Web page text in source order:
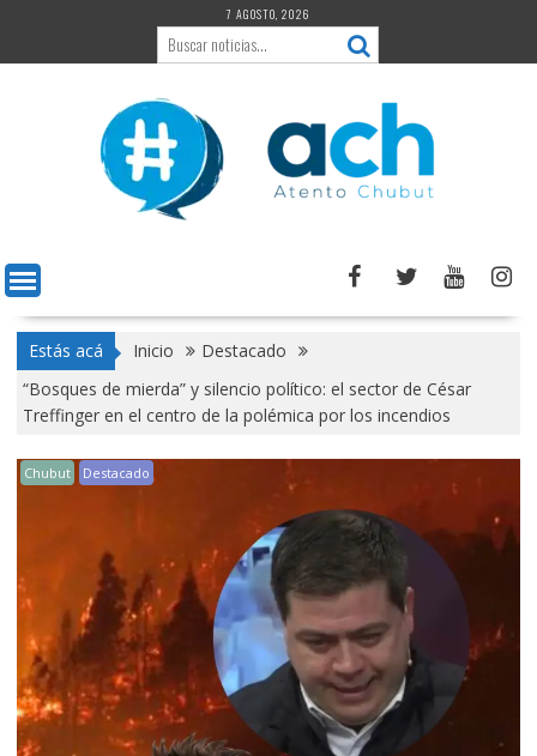
contenido
7 AGOSTO, 2026
Estás acá Inicio
Destacado
“Bosques de mierda” y silencio político: el sector de César
Treffinger en el centro de la polémica por los incendios
Chubut Destacado